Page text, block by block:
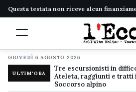
Questa testata non riceve alcun
GIOVEDÌ 6 AGOSTO 2026
ULTIM'ORA
Tre escursionisti in
Ateleta, raggiunti e tratti
Soccorso alpino